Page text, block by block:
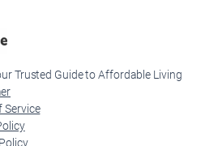
Trusted Guide to Affordable Living
Service